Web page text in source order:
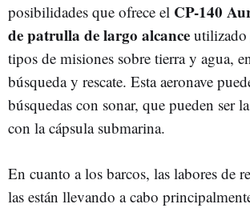
posibilidades que ofrece el CP-140
de patrulla de largo alcance utilizado
tipos de misiones sobre tierra y agua,
búsqueda y rescate. Esta aeronave
búsquedas con sonar, que pueden ser
con la cápsula submarina.
En cuanto a los barcos, las labores de
las están llevando a cabo